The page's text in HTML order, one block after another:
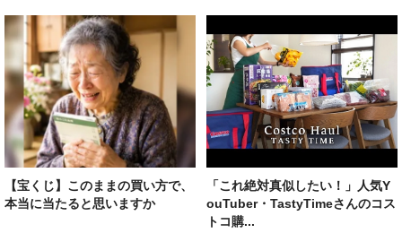
【宝くじ】このままの買い方で、
本当に当たると思いますか
「これ絶対真似したい！」人気Y
ouTuber・TastyTimeさんのコス
トコ購...